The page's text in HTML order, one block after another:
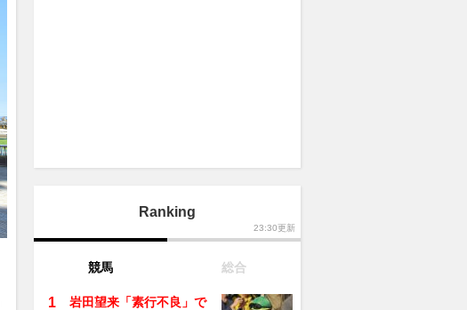
Ranking
23:30更新
競馬 総合
岩田望来「素行不良」で